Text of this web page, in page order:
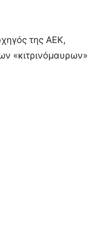
της ΑΕΚ,
«κιτρινόμαυρων»